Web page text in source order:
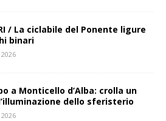
/ La ciclabile del Ponente ligure
binari
a Monticello d’Alba: crolla un
dello sferisterio